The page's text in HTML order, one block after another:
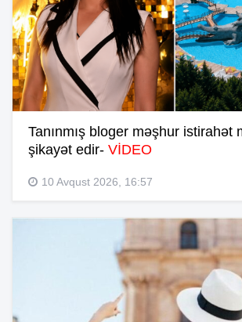
Tanınmış bloger məşhur istirahət
şikayət edir- VİDEO
10 Avqust 2026, 16:57